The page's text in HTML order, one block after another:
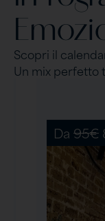
Scopri il
Un mix perfetto
95€